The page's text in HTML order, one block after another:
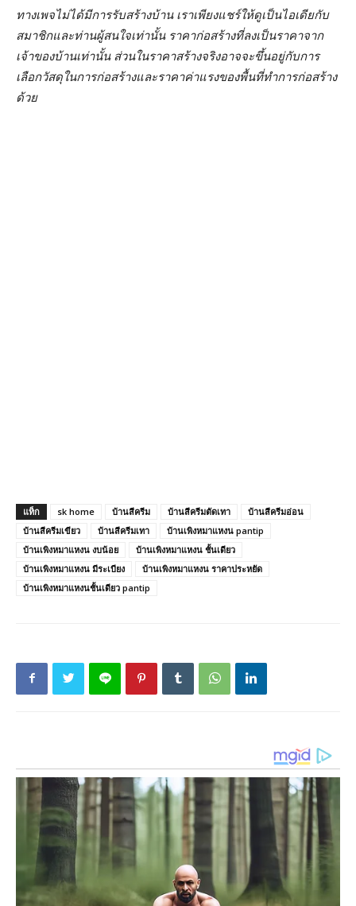
ทางเพจไม่ได้มีการรับสร้างบ้าน เราเพียงแชร์ให้ดูเป็นไอเดียกับ
สมาชิกและท่านผู้สนใจเท่านั้น ราคาก่อสร้างที่ลงเป็นราคาจาก
เจ้าของบ้านเท่านั้น ส่วนในราคาสร้างจริงอาจจะขึ้นอยู่กับการ
เลือกวัสดุในการก่อสร้างและราคาค่าแรงของพื้นที่ทำการก่อสร้าง
ด้วย
แท็ก sk home บ้านสีครีม บ้านสีครีมตัดเทา
บ้านสีครีมอ่อน
บ้านสีครีมเขียว
บ้านสีครีมเทา
บ้านเพิงหมาแหงน pantip
บ้านเพิงหมาแหงน งบน้อย
บ้านเพิงหมาแหงน ชั้นเดียว
บ้านเพิงหมาแหงน มีระเบียง
บ้านเพิงหมาแหงน ราคาประหยัด
บ้านเพิงหมาแหงนชั้นเดียว pantip